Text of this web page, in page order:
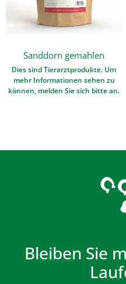
Sanddorn gemahlen
Dies sind Tierarztprodukte. Um
mehr Informationen sehen zu
können, melden Sie sich bitte an.
Bleiben Sie